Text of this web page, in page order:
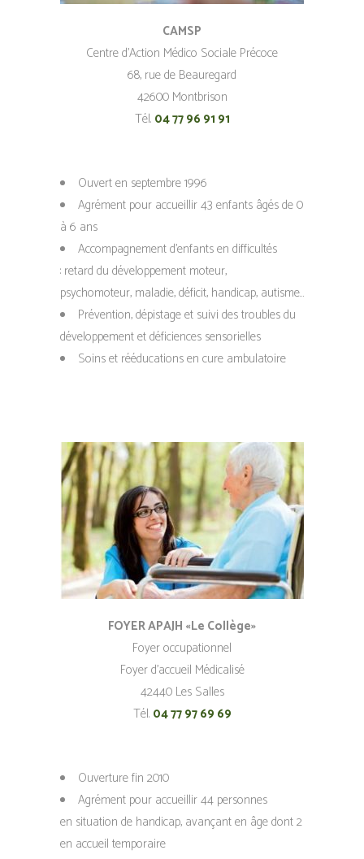
CAMSP
Centre d’Action Médico Sociale Précoce
68, rue de Beauregard
42600 Montbrison
Tél. 04 77 96 91 91
Ouvert en septembre 1996
Agrément pour accueillir 43 enfants âgés de 0
à 6 ans
Accompagnement d’enfants en difficultés
: retard du développement moteur,
psychomoteur, maladie, déficit, handicap, autisme…
Prévention, dépistage et suivi des troubles du
développement et déficiences sensorielles
Soins et rééducations en cure ambulatoire
FOYER APAJH «Le Collège»
Foyer occupationnel
Foyer d’accueil Médicalisé
42440 Les Salles
Tél. 04 77 97 69 69
Ouverture fin 2010
Agrément pour accueillir 44 personnes
en situation de handicap, avançant en âge dont 2
en accueil temporaire